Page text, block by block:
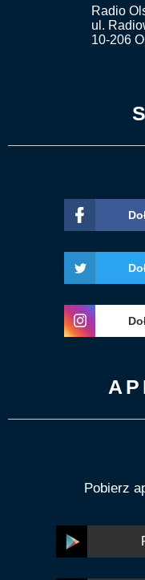
Radio
ul.
10-206
Pobierz